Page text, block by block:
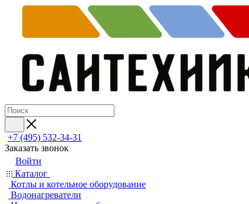
+7 (495) 532‑34‑31
Заказать звонок
Войти
Каталог
Котлы и котельное оборудование
Водонагреватели